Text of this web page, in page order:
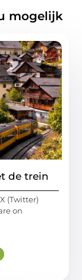
mogelijk
de trein
(Twitter)
on